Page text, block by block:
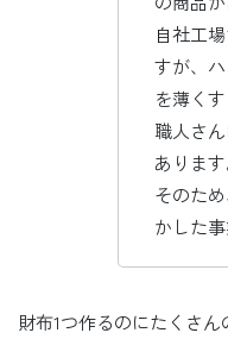
自社工
すが、
を薄く
職人さ
あります
そのた
かした事
財布1つ作るのにたくさん